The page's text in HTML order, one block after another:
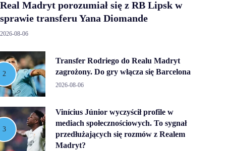
Real Madryt porozumiał się z RB Lipsk w
sprawie transferu Yana Diomande
2026-08-06
Transfer Rodriego do Realu Madryt
zagrożony. Do gry włącza się Barcelona
2026-08-06
Vinícius Júnior wyczyścił profile w
mediach społecznościowych. To sygnał
przedłużających się rozmów z Realem
Madryt?